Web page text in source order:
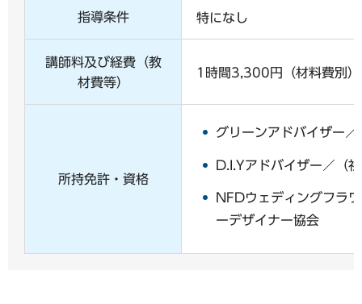
指導条件 特になし
講師料及び経費（教
材費等）
1時間3,300円（材料費別）
所持免許・資格
グリーンアドバイザー
D.I.Yアドバイザー／（
NFDウェディングフラ
ーデザイナー協会